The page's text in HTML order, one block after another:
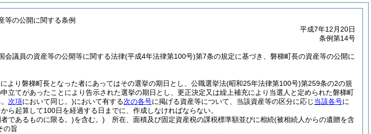
等の公開に関する条例
平成7年12月20日
条例第14号
会議員の資産等の公開等に関する法律(平成4年法律第100号)第7条の規定に基づき、磐梯町長の資産等の公開に
より磐梯町長となった者にあってはその選挙の期日とし、公職選挙法(昭和25年法律第100号)第259条の2の規
立てがあったことにより告示された選挙の期日とし、更正決定又は繰上補充により当選人と定められた磐梯町
次項において同じ。)において有する次の各号に掲げる資産等について、当該資産等の区分に応じ当該各号に
ら起算して100日を経過する日までに、作成しなければならない。
であるものに限る。)を含む。) 所在、面積及び固定資産税の課税標準額並びに相続(被相続人からの遺贈を含
の旨